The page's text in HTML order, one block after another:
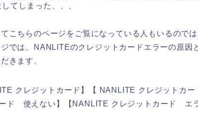
てしまった、、、
こちらのページをご覧になっている人もいるので
では、NANLITEのクレジットカードエラーの原因
きます。
クレジットカード】【 NANLITE クレジットカ
ド 使えない】【NANLITE クレジットカード エ